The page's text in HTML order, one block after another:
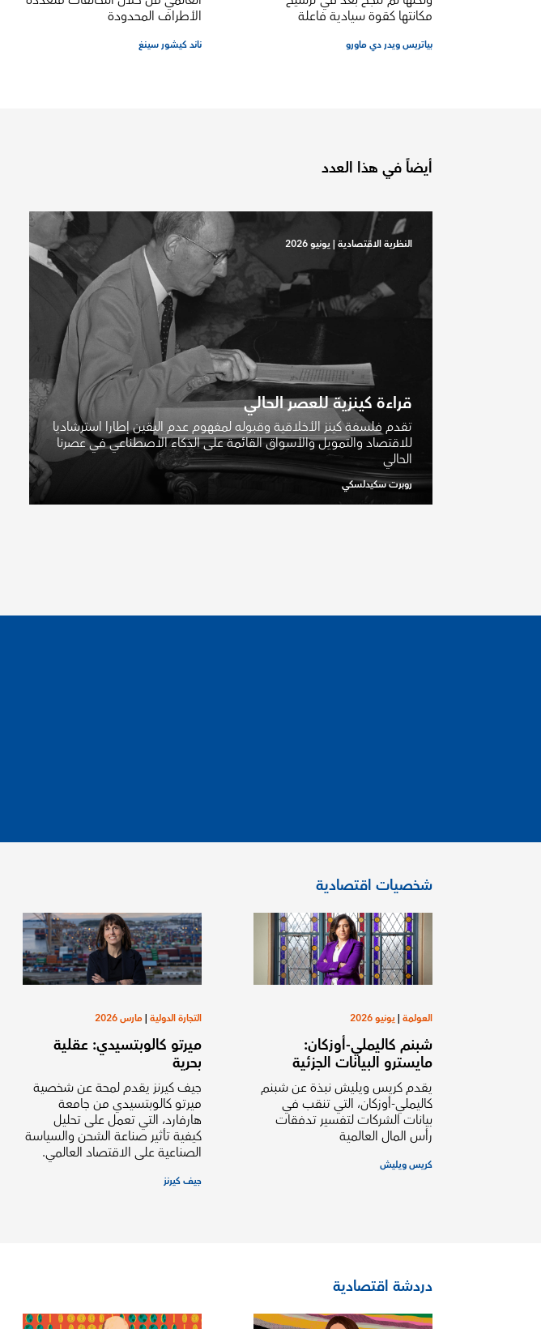
مكانتها كقوة سيادية فاعلة
بياتريس ويدر دي ماورو
الأطراف المحدودة
ناند كيشور سينغ
أيضاً في هذا العدد
النظرية الاقتصادية|يونيو 2026
قراءة كينزية للعصر الحالي
تقدم فلسفة كينز الأخلاقية وقبوله لمفهوم عدم اليقين إطارا استرشاديا
للاقتصاد والتمويل والأسواق القائمة على الذكاء الاصطناعي في عصرنا
الحالي
روبرت سكيدلسكي
شخصيات اقتصادية
العولمة|يونيو 2026
شبنم كاليملي-أوزكان:
مايسترو البيانات الجزئية
يقدم كريس ويليش نبذة عن شبنم
كاليملي-أوزكان، التي تنقب في
بيانات الشركات لتفسير تدفقات
رأس المال العالمية
كريس ويليش
التجارة الدولية|مارس 2026
ميرتو كالوبتسيدي: عقلية
بحرية
جيف كيرنز يقدم لمحة عن شخصية
ميرتو كالوبتسيدي من جامعة
هارفارد، التي تعمل على تحليل
كيفية تأثير صناعة الشحن والسياسة
الصناعية على الاقتصاد العالمي.
جيف كيرنز
دردشة اقتصادية